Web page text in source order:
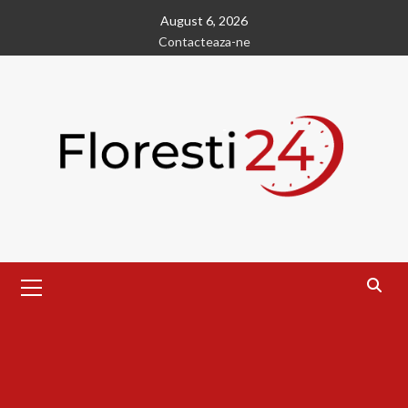
content
August 6, 2026
Contacteaza-ne
Menu